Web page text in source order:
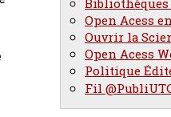
Open Acess
Ouvrir la
Open Acess
Politique
Fil